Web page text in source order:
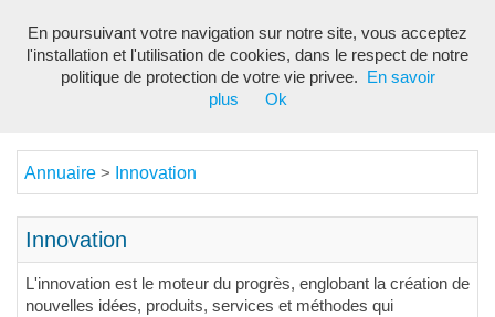
Annuaire > Innovation
Innovation
L'innovation est le moteur du progrès, englobant la création de
nouvelles idées, produits, services et méthodes qui
En poursuivant votre navigation sur notre site, vous acceptez
l'installation et l'utilisation de cookies, dans le respect de notre
politique de protection de votre vie privee.
En savoir
plus
Ok